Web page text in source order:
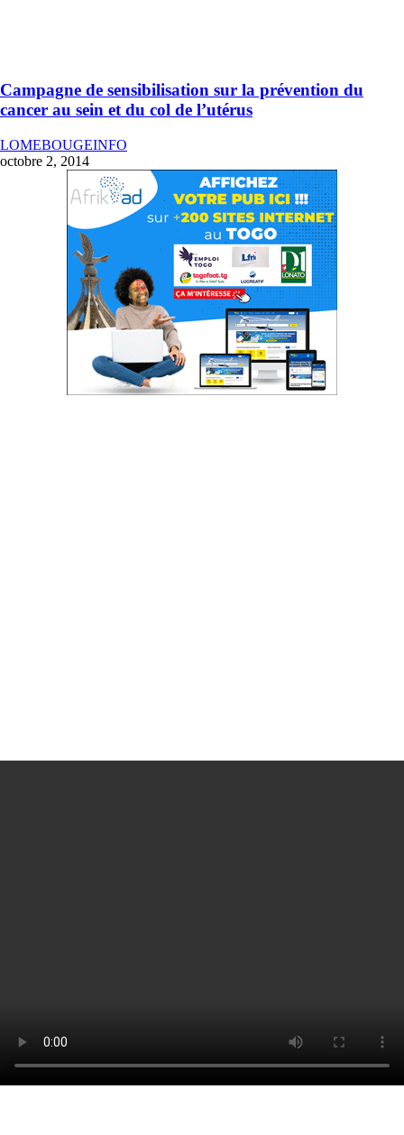
Campagne de sensibilisation sur la prévention du
cancer au sein et du col de l’utérus
LOMEBOUGEINFO
octobre 2, 2014